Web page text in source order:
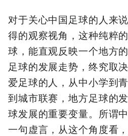
对于关心中国足球的人来
得的观察视角，这种纯粹
球，能直观反映一个地方
足球的发展走势，终究取
爱足球的人，从中小学到
到城市联赛，地方足球的
球发展的重要变量。所谓
一句虚言，从这个角度看